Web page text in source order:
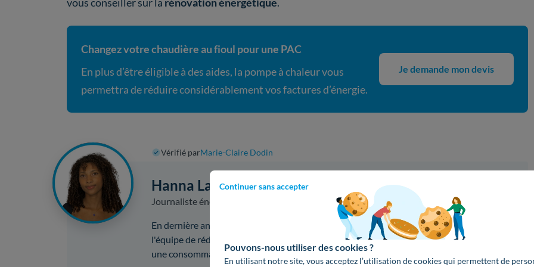
Continuer sans accepter
Pouvons-nous utiliser des cookies ?
En utilisant notre site, vous acceptez l’utilisation de cookies qui permettent de
vous conseiller sur la rénovation énergétique.
Changez votre chaudière au fioul pour une PAC
En plus d’être éligible à des aides, la pompe à chaleur vous
permettra de réduire considérablement vos factures d’énergie.
Je demande mon devis
Vérifié parMarie-Claire Dodin
Hanna Lanoir
Journaliste énergie et rénovation
En dernière année de Master Métiers de la Rédaction et de la Traduction, Hanna rejoint
l'équipe de rédaction en 2026. Soucieuse d’aider, elle a pour objectif de vous guider vers
une consommation d’énergie économique et responsable !